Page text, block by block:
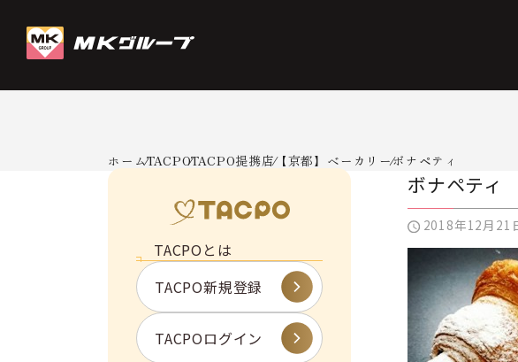
ホームTACPOTACPO提携店【京都】ベーカリーボナペティ
ボナペティ
2018年12月21
TACPOとは
TACPO新規登録
TACPOログイン